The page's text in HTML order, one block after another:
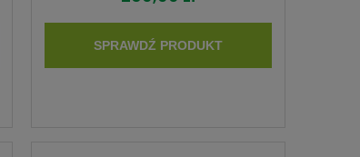
SPRAWDŹ PRODUKT